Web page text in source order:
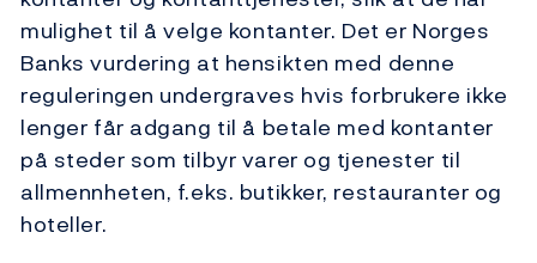
mulighet til å velge kontanter. Det er Norges
Banks vurdering at hensikten med denne
reguleringen undergraves hvis forbrukere ikke
lenger får adgang til å betale med kontanter
på steder som tilbyr varer og tjenester til
allmennheten, f.eks. butikker, restauranter og
hoteller.